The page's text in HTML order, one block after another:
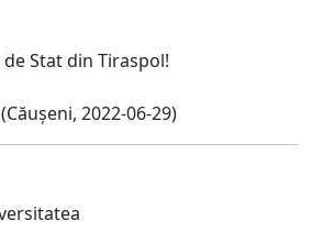
Stat din Tiraspol!
(Căușeni, 2022-06-29)